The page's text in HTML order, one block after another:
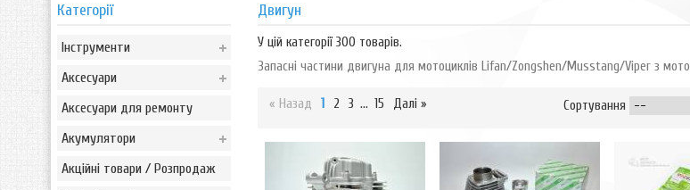
Категорії
Інструменти
Аксесуари
Аксесуари для ремонту
Акумулятори
Акційні товари / Розпродаж
Двигун
У цій категорії 300 товарів.
Запасні частини двигуна для мотоциклів Lifan/Zongshen/Musstang/Viper з
« Назад 1 2 3 ... 15 Далі » Сортування